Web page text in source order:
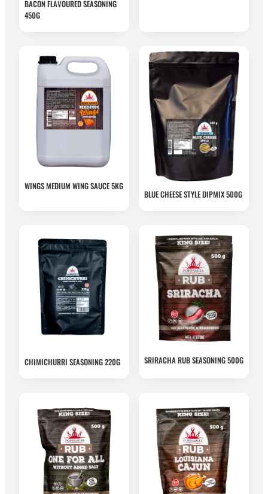
BACON FLAVOURED SEASONING
450G
WINGS MEDIUM WING SAUCE 5KG
BLUE CHEESE STYLE DIPMIX 500G
CHIMICHURRI SEASONING 220G SRIRACHA RUB SEASONING 500G